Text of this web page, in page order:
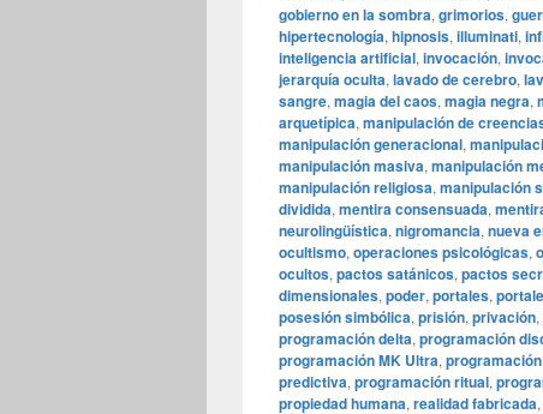
gobierno en la sombra, grimorios,
hipertecnología, hipnosis, illuminati,
inteligencia artificial, invocación,
jerarquía oculta, lavado de cerebro,
sangre, magia del caos, magia negra,
arquetípica, manipulación de
manipulación generacional,
manipulación masiva, manipulación
manipulación religiosa, manipulación
dividida, mentira consensuada,
neurolingüística, nigromancia, nueva
ocultismo, operaciones psicológicas,
ocultos, pactos satánicos, pactos
dimensionales, poder, portales,
posesión simbólica, prisión, privación,
programación delta, programación
programación MK Ultra,
predictiva, programación ritual,
propiedad humana, realidad fabricada,